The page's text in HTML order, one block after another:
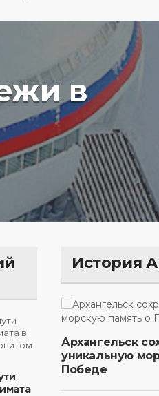
в
вредят пустые
Юрий
чрезмерного
в РФ
История
Архангельск
уникальную
Победе